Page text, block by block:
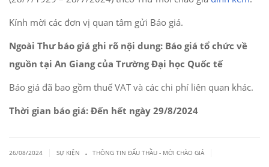
Kính mời các đơn vị quan tâm gửi Báo giá.
Ngoài Thư báo giá ghi rõ nội dung: Báo giá tổ chức về
nguồn tại An Giang của Trường Đại học Quốc tế
Báo giá đã bao gồm thuế VAT và các chi phí liên quan khác.
Thời gian báo giá: Đến hết ngày 29/8/2024
26/08/2024 SỰ KIỆN . THÔNG TIN ĐẤU THẦU - MỜI CHÀO GIÁ